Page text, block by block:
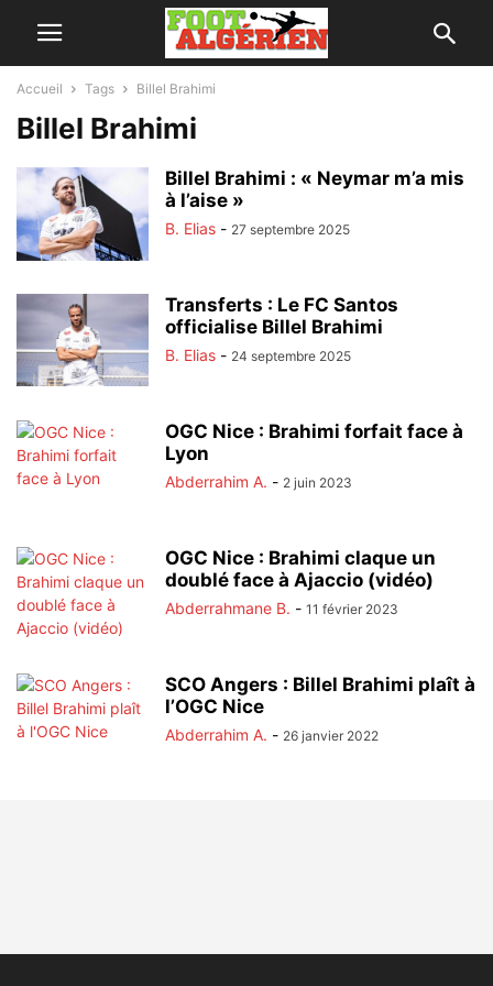
Accueil Tags Billel Brahimi
Billel Brahimi
Billel Brahimi : « Neymar m’a mis
à l’aise »
B. Elias - 27 septembre 2025
Transferts : Le FC Santos
officialise Billel Brahimi
B. Elias - 24 septembre 2025
OGC Nice : Brahimi forfait face à
Lyon
Abderrahim A. - 2 juin 2023
OGC Nice : Brahimi claque un
doublé face à Ajaccio (vidéo)
Abderrahmane B. - 11 février 2023
SCO Angers : Billel Brahimi plaît à
l’OGC Nice
Abderrahim A. - 26 janvier 2022